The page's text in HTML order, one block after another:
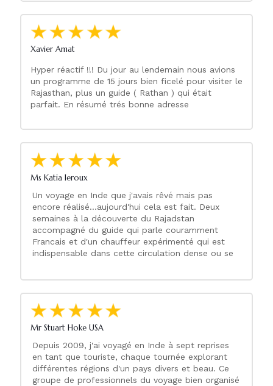
Xavier Amat
Hyper réactif !!! Du jour au lendemain nous avions
un programme de 15 jours bien ficelé pour visiter le
Rajasthan, plus un guide ( Rathan ) qui était
parfait. En résumé trés bonne adresse
Ms Katia leroux
Un voyage en Inde que j'avais rêvé mais pas
encore réalisé...aujourd'hui cela est fait. Deux
semaines à la découverte du Rajadstan
accompagné du guide qui parle couramment
Francais et d'un chauffeur expérimenté qui est
indispensable dans cette circulation dense ou se
partager l'histoire de son pays, sa culture, ses
traditions... Disponible et professionnel guide a
villes, d'hôtels en hôtels sans que nous ayons à
nous inquiéter de quoi que se soit, j'ai passé
d'excellentes vacances en Inde du Nord.
Mr Stuart Hoke USA
Depuis 2009, j'ai voyagé en Inde à sept reprises
en tant que touriste, chaque tournée explorant
différentes régions d'un pays divers et beau. Ce
groupe de professionnels du voyage bien organisé